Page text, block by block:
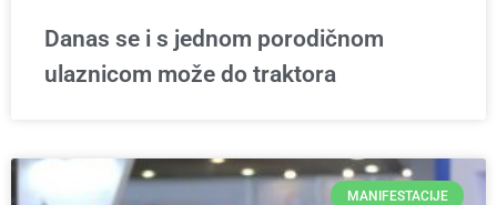
Danas se i s jednom porodičnom
ulaznicom može do traktora
MANIFESTACIJE